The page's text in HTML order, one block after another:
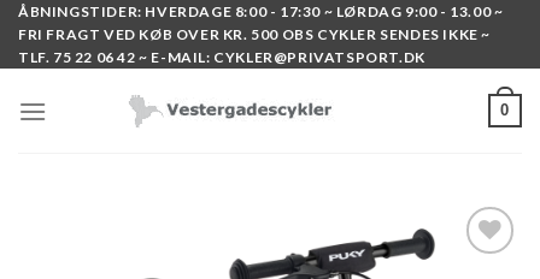
Skip
content
ÅBNINGSTIDER: HVERDAGE 8:00 - 17:30 ~ LØRDAG 9:00 - 13.00 ~
FRI FRAGT VED KØB OVER KR. 500 OBS CYKLER SENDES IKKE ~
TLF. 75 22 06 42 ~ E-MAIL: CYKLER@PRIVATSPORT.DK
0